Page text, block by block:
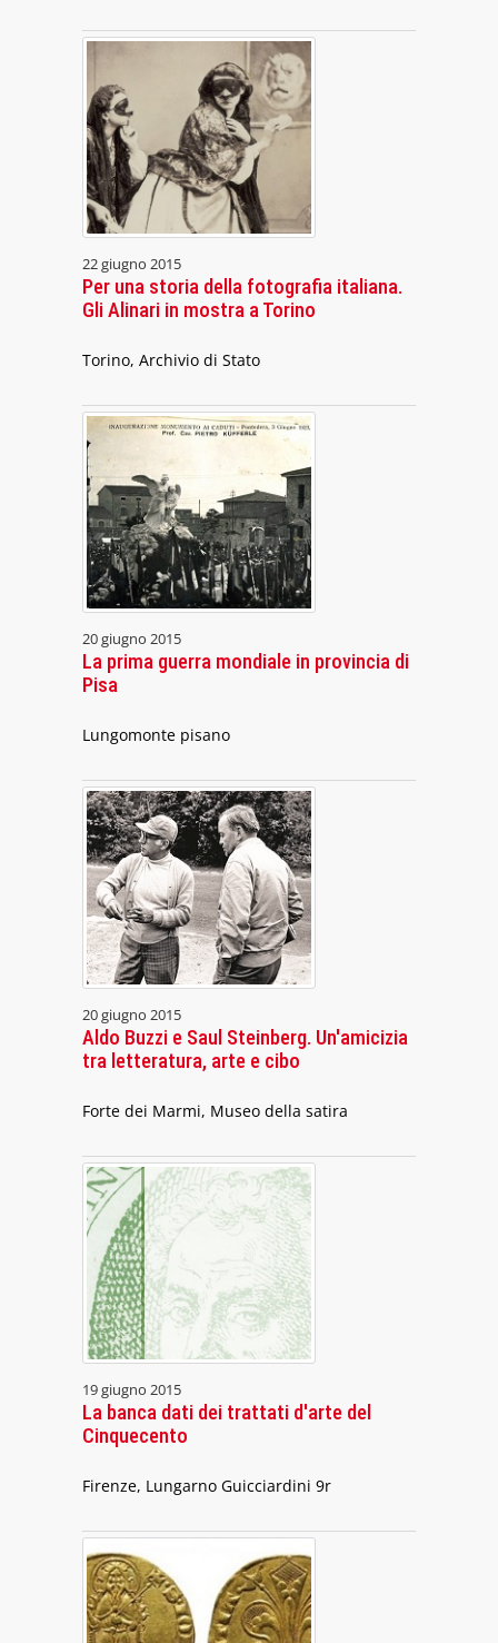
22 giugno 2015
Per una storia della fotografia italiana.
Gli Alinari in mostra a Torino
Torino, Archivio di Stato
20 giugno 2015
La prima guerra mondiale in provincia di
Pisa
Lungomonte pisano
20 giugno 2015
Aldo Buzzi e Saul Steinberg. Un'amicizia
tra letteratura, arte e cibo
Forte dei Marmi, Museo della satira
19 giugno 2015
La banca dati dei trattati d'arte del
Cinquecento
Firenze, Lungarno Guicciardini 9r